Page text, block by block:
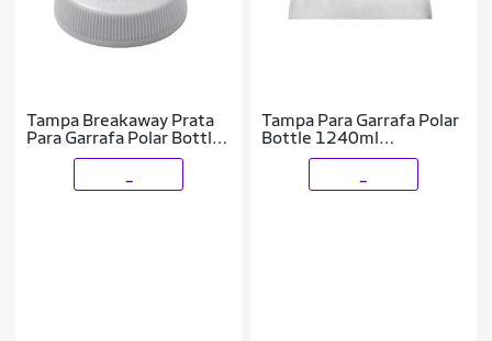
Tampa Breakaway Prata
Para Garrafa Polar Bottle
Caramanhola
Tampa Para Garrafa Polar
Bottle 1240ml
Caramanhola